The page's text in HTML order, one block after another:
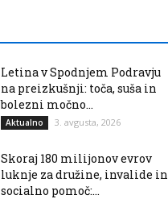
Letina v Spodnjem Podravju
na preizkušnji: toča, suša in
bolezni močno...
Aktualno 3. avgusta, 2026
Skoraj 180 milijonov evrov
luknje za družine, invalide in
socialno pomoč:...